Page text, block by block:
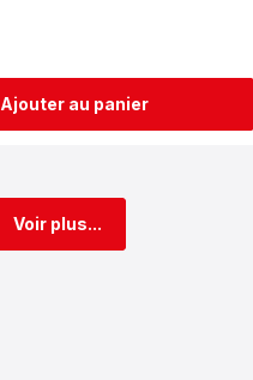
Ajouter au panier
Voir plus...